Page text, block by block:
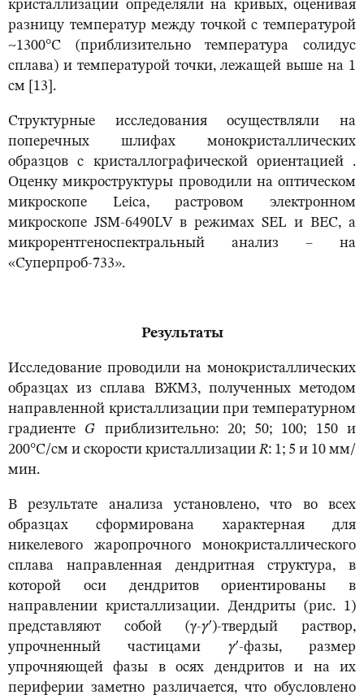
кристаллизации определяли на кривых, оценивая
разницу температур между точкой с температурой
~1300°С (приблизительно температура солидус
сплава) и температурой точки, лежащей выше на 1
см [13].
Структурные исследования осуществляли на
поперечных шлифах монокристаллических
образцов с кристаллографической ориентацией .
Оценку микроструктуры проводили на оптическом
микроскопе Leica, растровом электронном
микроскопе JSM-6490LV в режимах SEL и BEC, а
микрорентгеноспектральный анализ – на
«Суперпроб-733».
Результаты
Исследование проводили на монокристаллических
образцах из сплава ВЖМ3, полученных методом
направленной кристаллизации при температурном
градиенте G приблизительно: 20; 50; 100; 150 и
200°С/см и скорости кристаллизации R: 1; 5 и 10 мм/
мин.
В результате анализа установлено, что во всех
образцах сформирована характерная для
никелевого жаропрочного монокристаллического
сплава направленная дендритная структура, в
которой оси дендритов ориентированы в
направлении кристаллизации. Дендриты (рис. 1)
представляют собой (γ-γ′)-твердый раствор,
упрочненный частицами γ′-фазы, размер
упрочняющей фазы в осях дендритов и на их
периферии заметно различается, что обусловлено